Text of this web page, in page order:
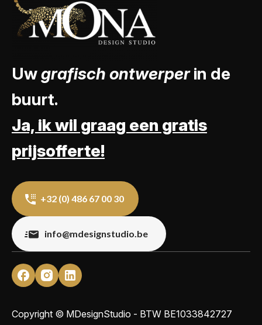
Uwgrafisch ontwerperin de
buurt.
Ja, ik wil graag een gratis
prijsofferte!
+32 (0) 486 67 00 30
info@mdesignstudio.be
Copyright © MDesignStudio - BTW BE1033842727